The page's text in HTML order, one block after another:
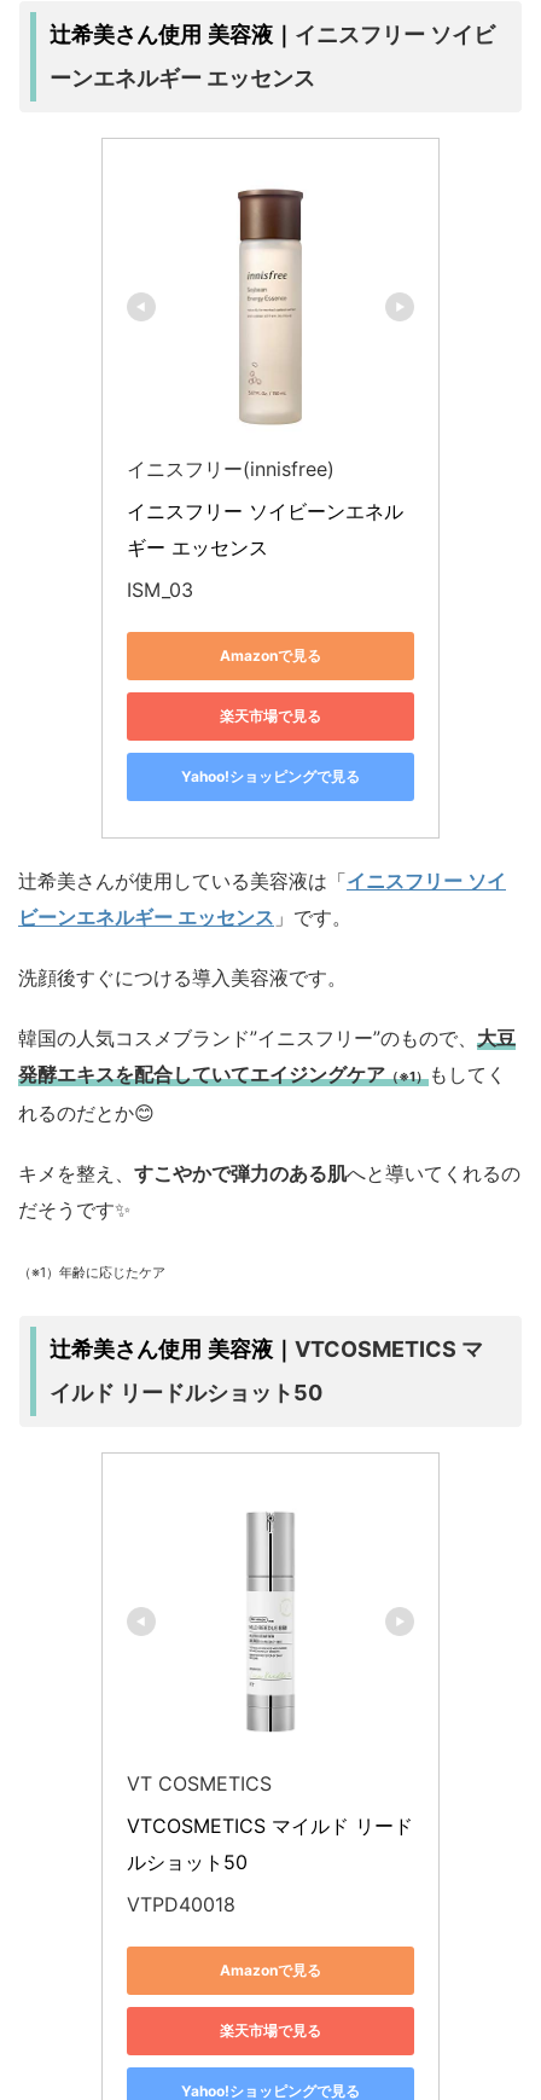
辻希美さん使用 美容液｜ イニスフリー ソイビ
ーンエネルギー エッセンス
イニスフリー(innisfree)
イニスフリー ソイビーンエネル
ギー エッセンス
ISM_03
Amazonで見る
楽天市場で見る
Yahoo!ショッピングで見る
辻希美さんが使用している美容液は「イニスフリー ソイ
ビーンエネルギー エッセンス 」です。
洗顔後すぐにつける導入美容液です。
韓国の人気コスメブランド”イニスフリー”のもので、 大豆
発酵エキスを配合していてエイジングケア（※1） もしてく
れるのだとか😊
キメを整え、 すこやかで弾力のある肌へと導いてくれるの
だそうです✨
（※1）年齢に応じたケア
辻希美さん使用 美容液｜VTCOSMETICS マ
イルド リードルショット50
VT COSMETICS
VTCOSMETICS マイルド リード
ルショット50
VTPD40018
Amazonで見る
楽天市場で見る
Yahoo!ショッピングで見る